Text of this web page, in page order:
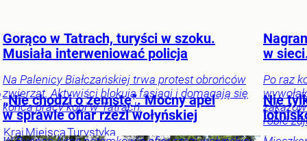
Gorąco w Tatrach, turyści w szoku.
Musiała interweniować policja
Na Palenicy Białczańskiej trwa protest obrońców
zwierząt. Aktywiści blokują fasiągi i domagają się
końca pracy koni w Tatrach.
KrajMiejscaTurystyka
w
Po raz
robić
„Nie chodzi o zemstę”. Mocny apel
w sprawie ofiar rzezi wołyńskiej
Nie